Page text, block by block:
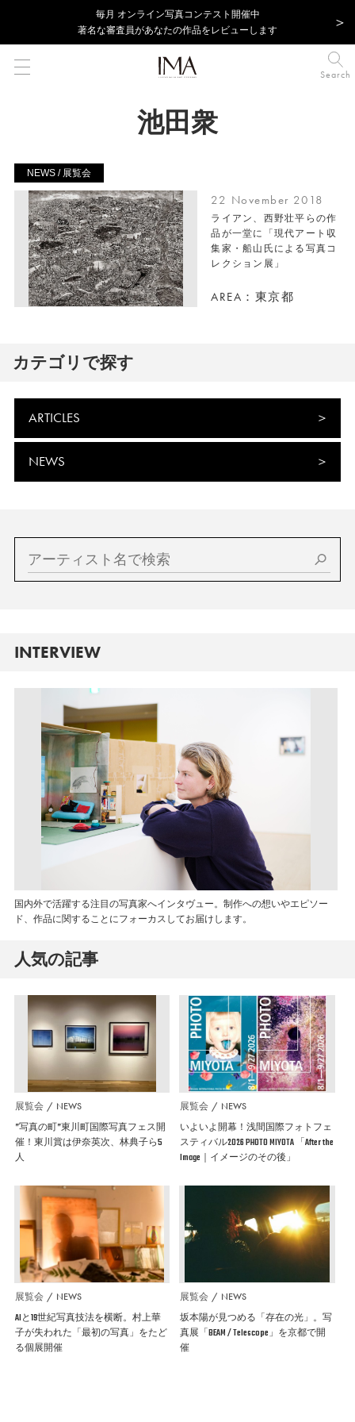
毎⽉ オンライン写真コンテスト開催中
著名な審査員があなたの作品をレビューします
Search
池田衆
NEWS / 展覧会
22 November 2018
ライアン、西野壮平らの作
品が一堂に「現代アート収
集家・船山氏による写真コ
レクション展」
AREA：東京都
カテゴリで探す
ARTICLES
NEWS
INTERVIEW
国内外で活躍する注目の写真家へインタヴュー。制作への想いやエピソー
ド、作品に関することにフォーカスしてお届けします。
人気の記事
展覧会 NEWS
”写真の町”東川町国際写真フェス開
催！東川賞は伊奈英次、林典子ら5
人
展覧会 NEWS
いよいよ開幕！浅間国際フォトフェ
スティバル2026 PHOTO MIYOTA 「After the
Image｜イメージのその後」
展覧会 NEWS
AIと19世紀写真技法を横断。村上華
子が失われた「最初の写真」をたど
る個展開催
展覧会 NEWS
坂本陽が見つめる「存在の光」。写
真展「BEAM / Telescope」を京都で開
催